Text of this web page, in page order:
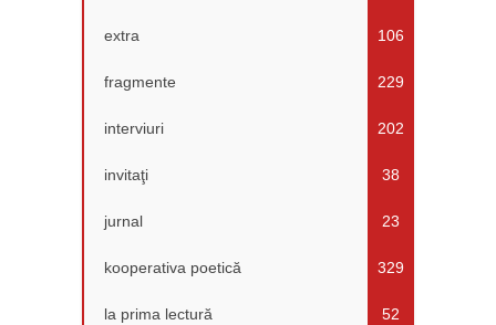
extra 106
fragmente 229
interviuri 202
invitaţi 38
jurnal 23
kooperativa poetică 329
la prima lectură 52